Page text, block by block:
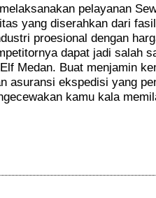
pelayanan
yang diserahkan dari
proesional dengan
dapat jadi salah
Medan. Buat menjamin
asuransi ekspedisi yang
kamu kala